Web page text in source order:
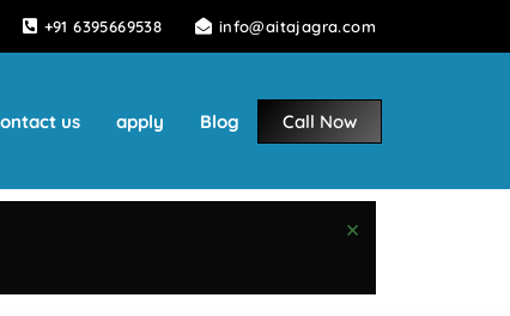
+91 6395669538 info@aitajagra.com
us apply Blog Call Now
×